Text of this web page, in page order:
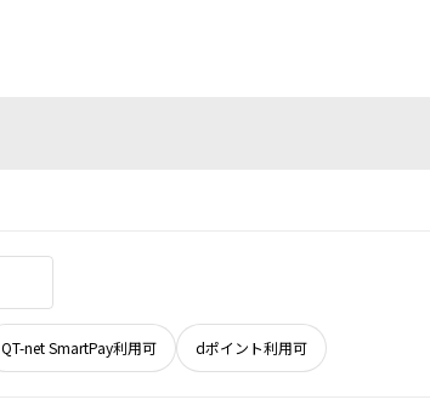
QT-net SmartPay利用可 dポイント利用可